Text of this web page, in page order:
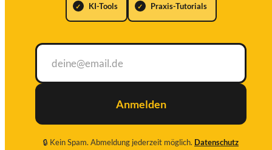
KI-Tools Praxis-Tutorials
Anmelden
🔒 Kein Spam. Abmeldung jederzeit möglich. Datenschutz